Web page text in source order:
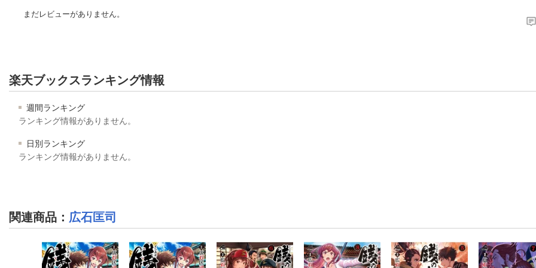
まだレビューがありません。
楽天ブックスランキング情報
週間ランキング
ランキング情報がありません。
日別ランキング
ランキング情報がありません。
関連商品 ： 広石匡司